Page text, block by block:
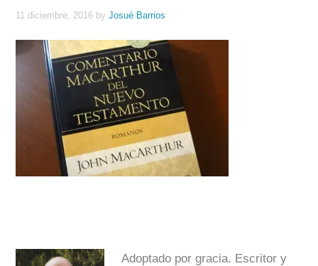
11 diciembre, 2016 byJosué Barrios
Adoptado por gracia. Escritor y